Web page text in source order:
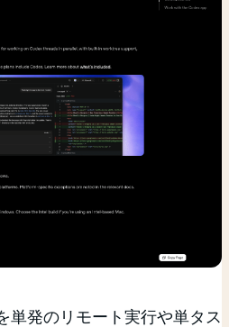
単発のリモート実行や単タス